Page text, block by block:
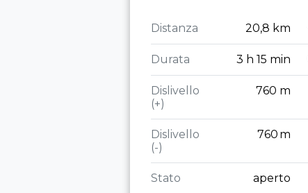
Distanza 20,8 km
Durata 3 h 15 min
Dislivello
(+)
760 m
Dislivello
(-)
760 m
Stato aperto